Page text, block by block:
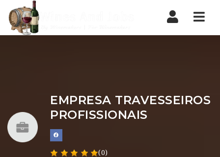
EMPRESA TRAVESSEIROS
PROFISSIONAIS
(0)